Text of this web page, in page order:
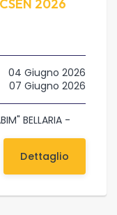
2026
04 Giugno 2026
07 Giugno 2026
BELLARIA -
Dettaglio